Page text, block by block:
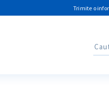
Trimite o